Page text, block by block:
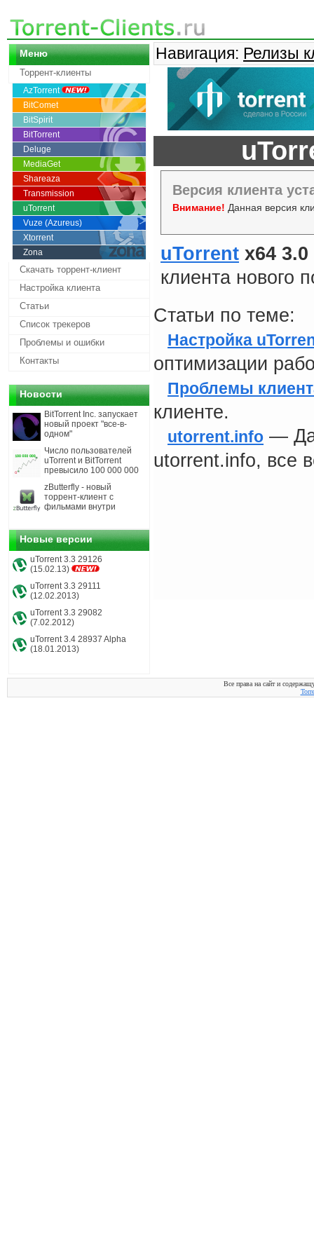
Меню
Торрент-клиенты
AzTorrent
BitComet
BitSpirit
BitTorrent
Deluge
MediaGet
Shareaza
Transmission
uTorrent
Vuze (Azureus)
Xtorrent
Zona
Скачать торрент-клиент
Настройка клиента
Статьи
Список трекеров
Проблемы и ошибки
Контакты
Новости
BitTorrent Inc. запускает
новый проект "все-в-
одном"
Число пользователей
uTorrent и BitTorrent
превысило 100 000 000
zButterfly - новый
торрент-клиент с
фильмами внутри
Новые версии
uTorrent 3.3 29126
(15.02.13)
uTorrent 3.3 29111
(12.02.2013)
uTorrent 3.3 29082
(7.02.2012)
uTorrent 3.4 28937 Alpha
(18.01.2013)
Навигация: Релизы
Версия клиента
Внимание! Данная версия
uTorrent x64
клиента нового
Статьи по теме:
Настройка
оптимизации
Проблемы
клиенте.
utorrent.info —
utorrent.info, все
Все права на сайт и